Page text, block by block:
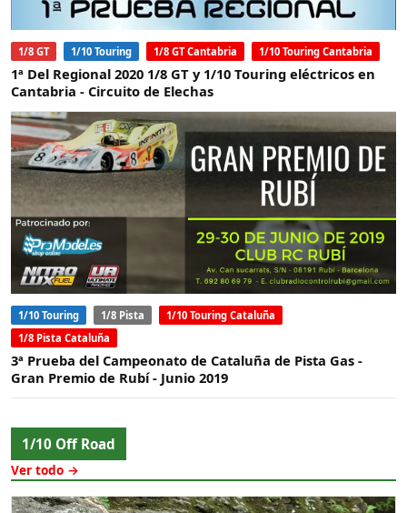
1/8 GT 1/10 Touring 1/8 GT Cantabria 1/10 Touring Cantabria
1ª Del Regional 2020 1/8 GT y 1/10 Touring eléctricos en
Cantabria - Circuito de Elechas
1/10 Touring 1/8 Pista
1/10 Touring Cataluña
1/8 Pista Cataluña
3ª Prueba del Campeonato de Cataluña de Pista Gas -
Gran Premio de Rubí - Junio 2019
1/10 Off Road
Ver todo →